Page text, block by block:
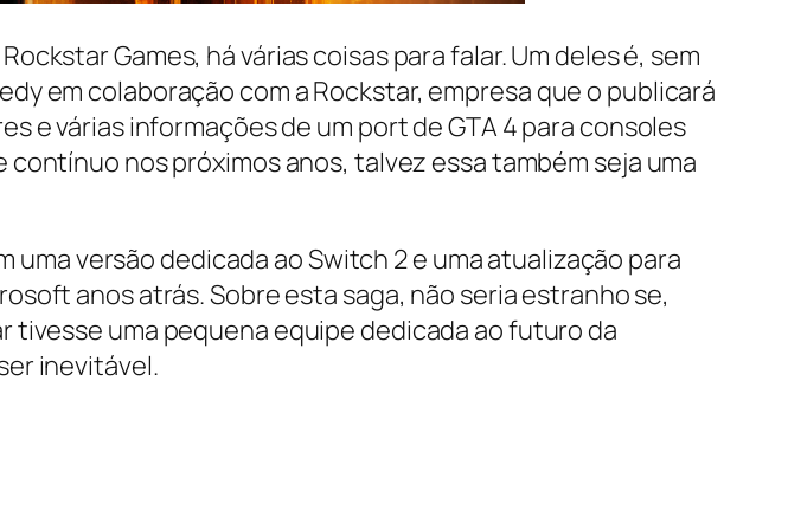
Games, há várias coisas para falar. Um deles é, sem
em colaboração com a Rockstar, empresa que o publicará
e várias informações de um port de GTA 4 para consoles
nos próximos anos, talvez essa também seja uma
versão dedicada ao Switch 2 e uma atualização para
anos atrás. Sobre esta saga, não seria estranho se,
tivesse uma pequena equipe dedicada ao futuro da
inevitável.